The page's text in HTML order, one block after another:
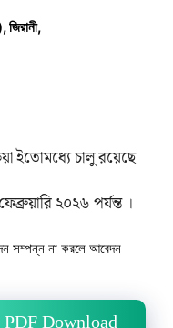
জিরানী,
ইতোমধ্যে চালু রয়েছে
২০২৬ পর্যন্ত ।
সম্পন্ন না করলে আবেদন
Download